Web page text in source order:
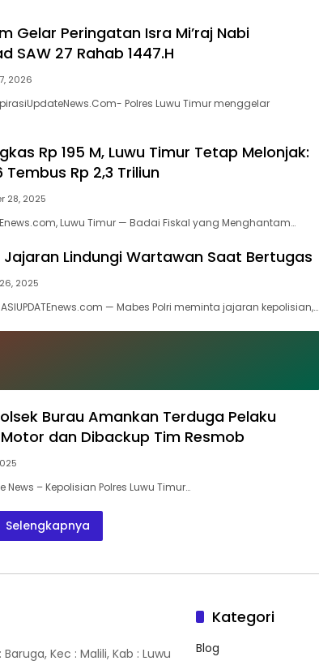
Gelar Peringatan Isra Mi’raj Nabi
SAW 27 Rahab 1447.H
2026
Polres Luwu Timur menggelar
Rp 195 M, Luwu Timur Tetap Melonjak:
Tembus Rp 2,3 Triliun
28, 2025
Luwu Timur — Badai Fiskal yang Menghantam…
Jajaran Lindungi Wartawan Saat Bertugas
2025
— Mabes Polri meminta jajaran kepolisian,…
Burau Amankan Terduga Pelaku
dan Dibackup Tim Resmob
News – Kepolisian Polres Luwu Timur…
Selengkapnya
Kec : Malili, Kab : Luwu
Kategori
Blog